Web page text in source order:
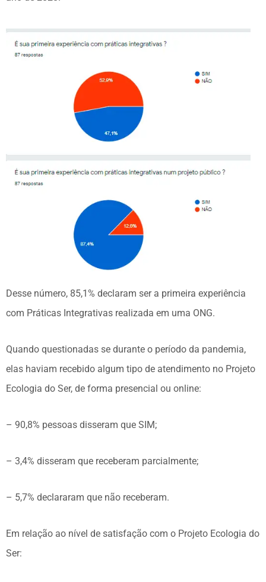
Desse número, 85,1% declaram ser a primeira experiência
com Práticas Integrativas realizada em uma ONG.
Quando questionadas se durante o período da pandemia,
elas haviam recebido algum tipo de atendimento no Projeto
Ecologia do Ser, de forma presencial ou online:
– 90,8% pessoas disseram que SIM;
– 3,4% disseram que receberam parcialmente;
– 5,7% declararam que não receberam.
Em relação ao nível de satisfação com o Projeto Ecologia do
Ser: